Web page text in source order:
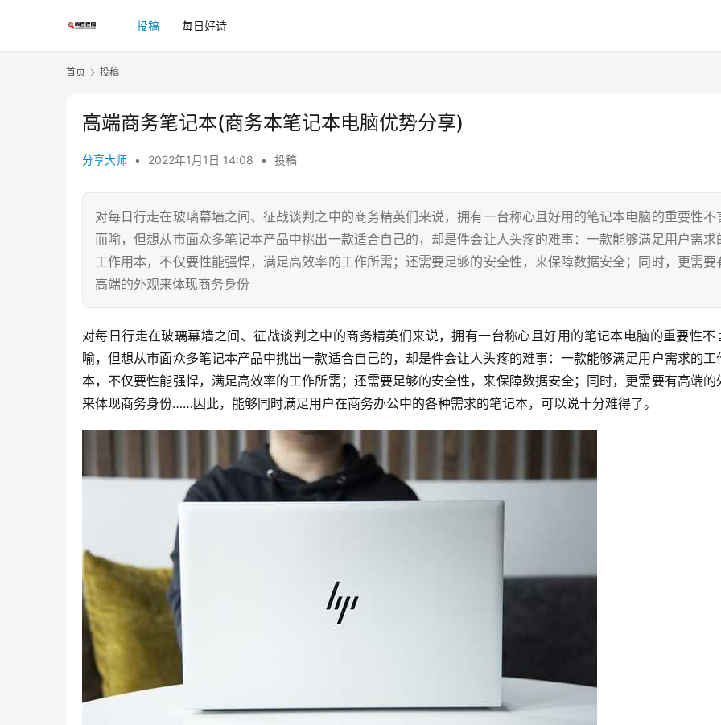
投稿 每日好诗
首页 投稿
高端商务笔记本(商务本笔记本电脑优势分享)
分享大师 • 2022年1月1日 14:08 • 投稿
对每日行走在玻璃幕墙之间、征战谈判之中的商务精英们来说，拥有一台称心且好用的笔记本电脑的重要性不
而喻，但想从市面众多笔记本产品中挑出一款适合自己的，却是件会让人头疼的难事：一款能够满足用户需求
工作用本，不仅要性能强悍，满足高效率的工作所需；还需要足够的安全性，来保障数据安全；同时，更需要
高端的外观来体现商务身份
对每日行走在玻璃幕墙之间、征战谈判之中的商务精英们来说，拥有一台称心且好用的笔记本电脑的重要性不
喻，但想从市面众多笔记本产品中挑出一款适合自己的，却是件会让人头疼的难事：一款能够满足用户需求的工
本，不仅要性能强悍，满足高效率的工作所需；还需要足够的安全性，来保障数据安全；同时，更需要有高端的
来体现商务身份……因此，能够同时满足用户在商务办公中的各种需求的笔记本，可以说十分难得了。